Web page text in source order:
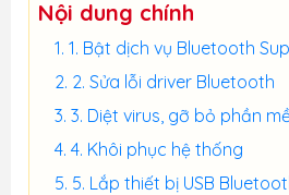
Nội dung chính
1. Bật dịch vụ Bluetooth
2. Sửa lỗi driver Bluetooth
3. Diệt virus, gỡ bỏ phần
4. Khôi phục hệ thống
5. Lắp thiết bị USB